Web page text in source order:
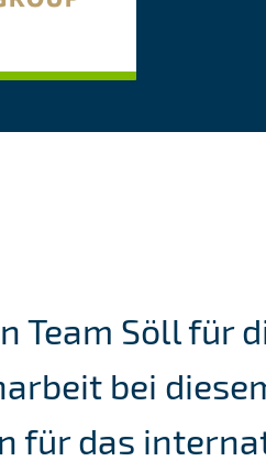
Team Söll für
bei
für das